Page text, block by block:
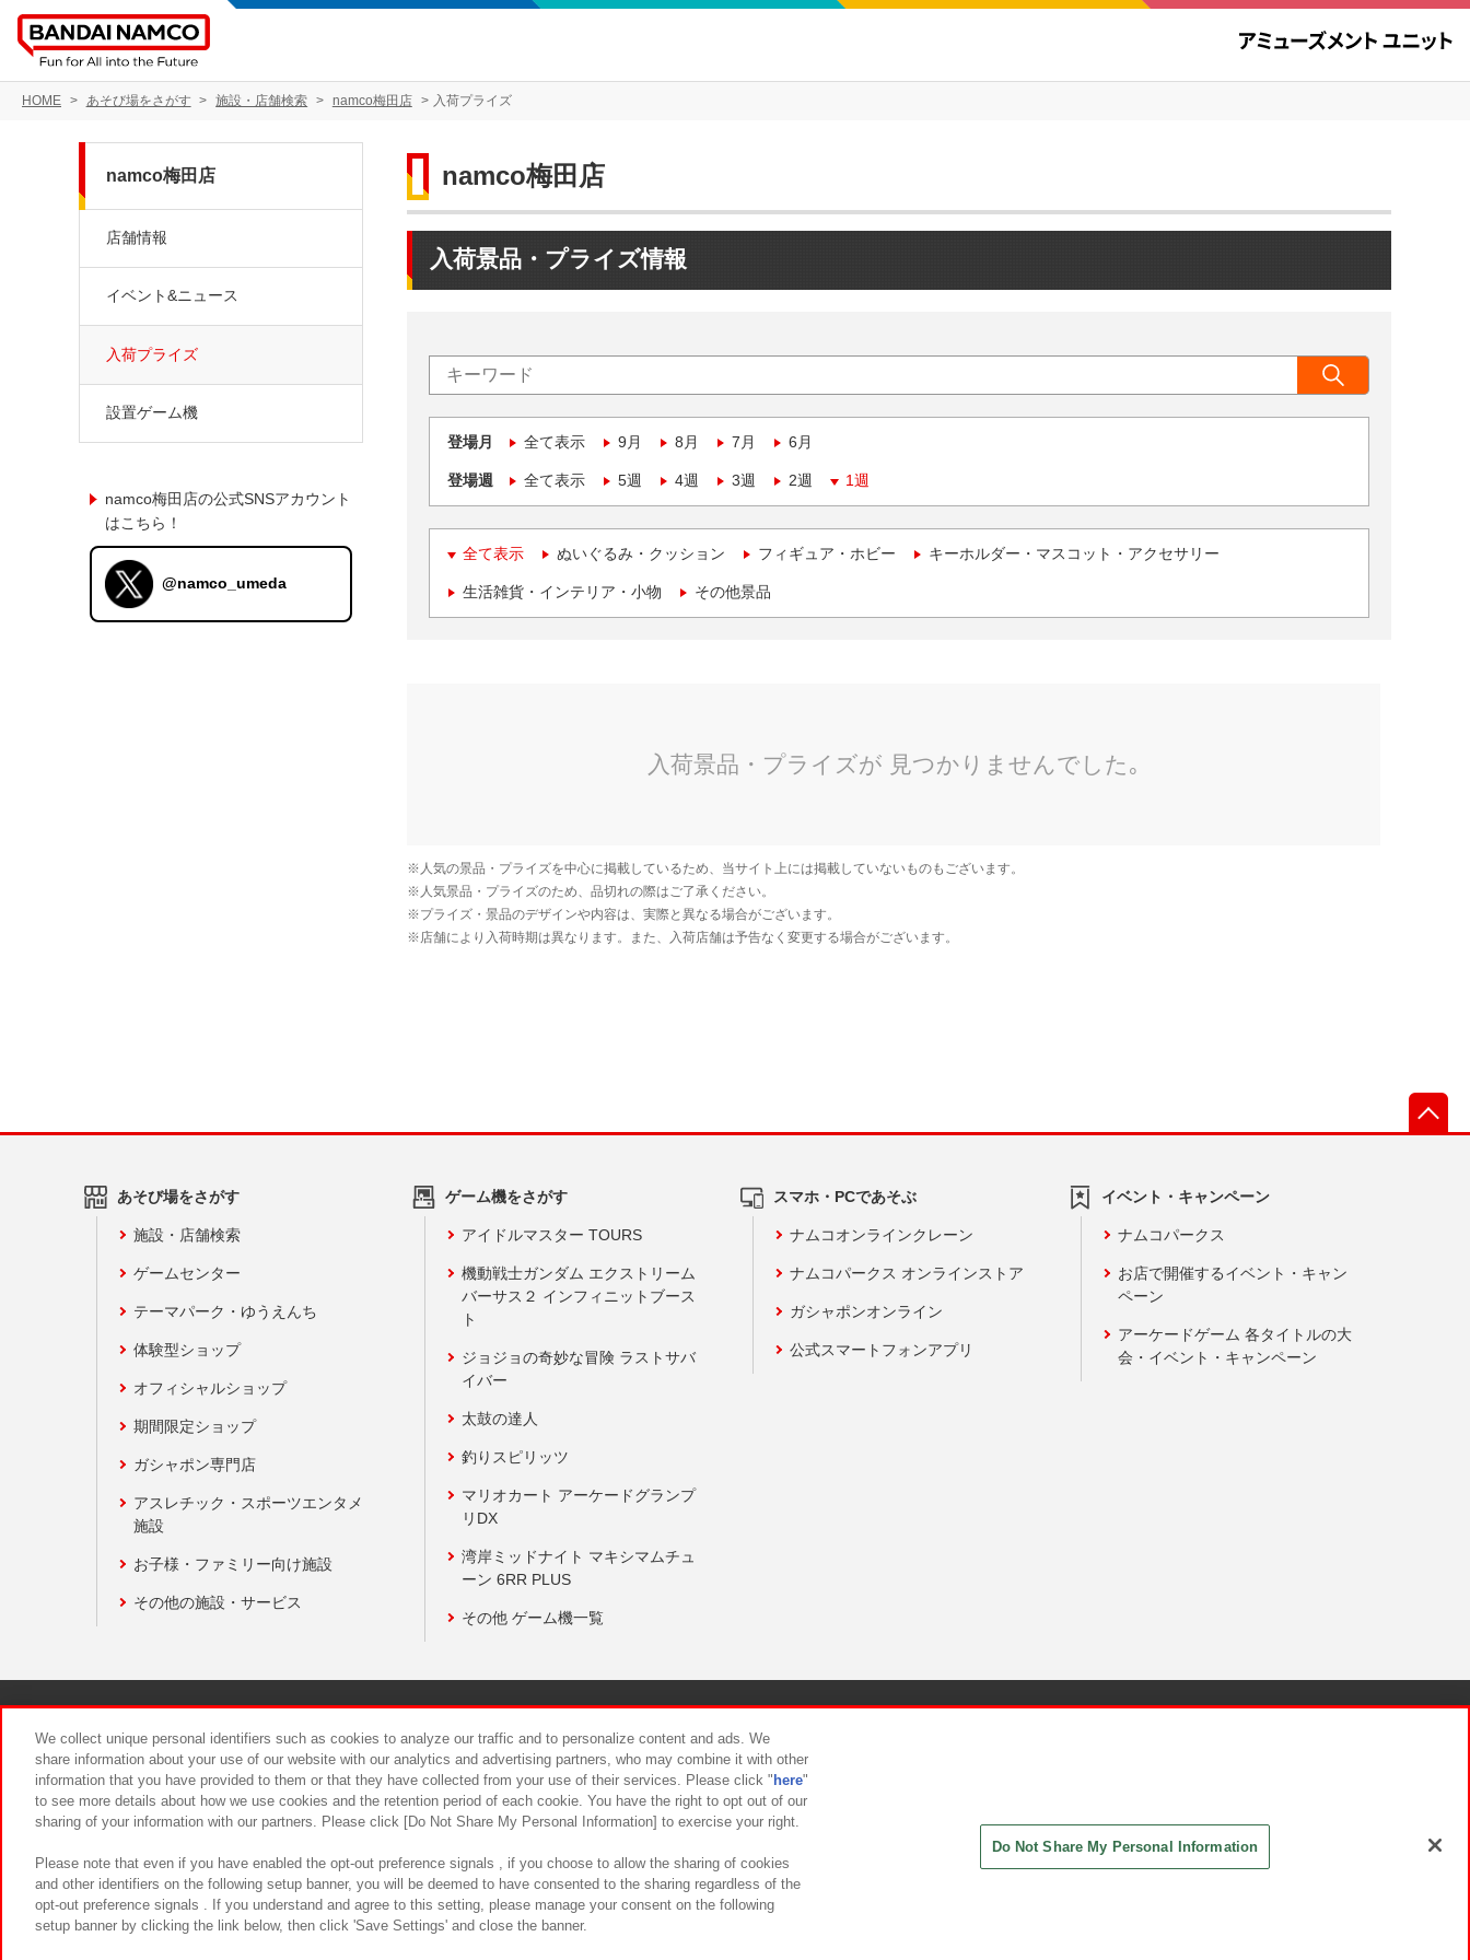
HOME あそび場をさがす 施設・店舗検索 namco梅田店 入荷プライズ
namco梅田店
入荷景品・プライズ情報
登場月 全て表示 9月 8月 7月 6月
登場週 全て表示 5週 4週 3週 2週 1週
全て表示 ぬいぐるみ・クッション フィギュア・ホビー キーホルダー・マスコット・アクセサリー
生活雑貨・インテリア・小物 その他景品
namco梅田店
店舗情報
イベント&ニュース
入荷プライズ
設置ゲーム機
namco梅田店の公式SNSアカウント
はこちら！
@namco_umeda
あそび場をさがす
施設・店舗検索
ゲームセンター
テーマパーク・ゆうえんち
体験型ショップ
オフィシャルショップ
期間限定ショップ
ガシャポン専門店
アスレチック・スポーツエンタメ
施設
お子様・ファミリー向け施設
その他の施設・サービス
ゲーム機をさがす
アイドルマスター TOURS
機動戦士ガンダム エクストリーム
バーサス２ インフィニットブース
ト
ジョジョの奇妙な冒険 ラストサバ
イバー
太鼓の達人
釣りスピリッツ
マリオカート アーケードグランプ
リDX
湾岸ミッドナイト マキシマムチュ
ーン 6RR PLUS
その他 ゲーム機一覧
スマホ・PCであそぶ
ナムコオンラインクレーン
ナムコパークス オンラインストア
ガシャポンオンライン
公式スマートフォンアプリ
イベント・キャンペーン
ナムコパークス
お店で開催するイベント・キャン
ペーン
アーケードゲーム 各タイトルの大
会・イベント・キャンペーン
食品のご提供について カスタマーハラスメント対応方針
We collect unique personal identifiers such as cookies to analyze our traffic and to personalize content and ads. We
share information about your use of our website with our analytics and advertising partners, who may combine it with other
information that you have provided to them or that they have collected from your use of their services. Please click " here"
to see more details about how we use cookies and the retention period of each cookie. You have the right to opt out of our
sharing of your information with our partners. Please click [Do Not Share My Personal Information] to exercise your right.
Please note that even if you have enabled the opt-out preference signals , if you choose to allow the sharing of cookies
and other identifiers on the following setup banner, you will be deemed to have consented to the sharing regardless of the
opt-out preference signals . If you understand and agree to this setting, please manage your consent on the following
setup banner by clicking the link below, then click 'Save Settings' and close the banner.
Do Not Share My Personal Information